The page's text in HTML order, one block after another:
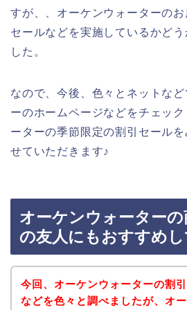
すが、、オーケンウォーターのお
セールなどを実施しているかど
した。
なので、今後、色々とネットな
ーのホームページなどをチェッ
ーターの季節限定の割引セール
せていただきます♪
オーケンウォーター
の友人にもおすすめ
今回、オーケンウォーターの割
などを色々と調べましたが、オ